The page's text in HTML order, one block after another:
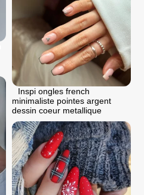
Inspi ongles french
minimaliste pointes argent
dessin coeur metallique